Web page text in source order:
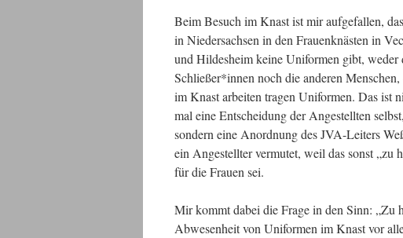
Beim Besuch im Knast ist mir aufgefallen,
in Niedersachsen in den Frauenknästen in
und Hildesheim keine Uniformen gibt, weder
Schließer*innen noch die anderen Menschen,
im Knast arbeiten tragen Uniformen. Das ist
mal eine Entscheidung der Angestellten selbst,
sondern eine Anordnung des JVA-Leiters
ein Angestellter vermutet, weil das sonst „zu
für die Frauen sei.
Mir kommt dabei die Frage in den Sinn: „Zu
Abwesenheit von Uniformen im Knast vor